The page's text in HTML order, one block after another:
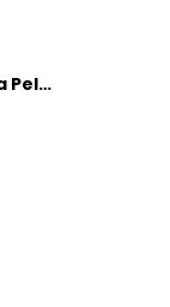
Lana Grossa Natural Alpaca Pelo Rohweiß